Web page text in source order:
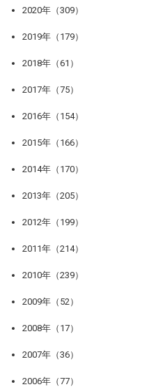
2020年（309）
2019年（179）
2018年（61）
2017年（75）
2016年（154）
2015年（166）
2014年（170）
2013年（205）
2012年（199）
2011年（214）
2010年（239）
2009年（52）
2008年（17）
2007年（36）
2006年（77）